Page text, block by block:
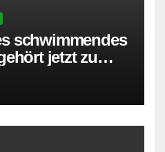
schwimmendes
jetzt zu